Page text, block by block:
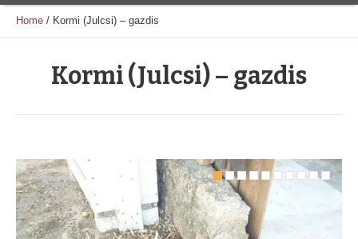
Home / Kormi (Julcsi) – gazdis
Kormi (Julcsi) – gazdis